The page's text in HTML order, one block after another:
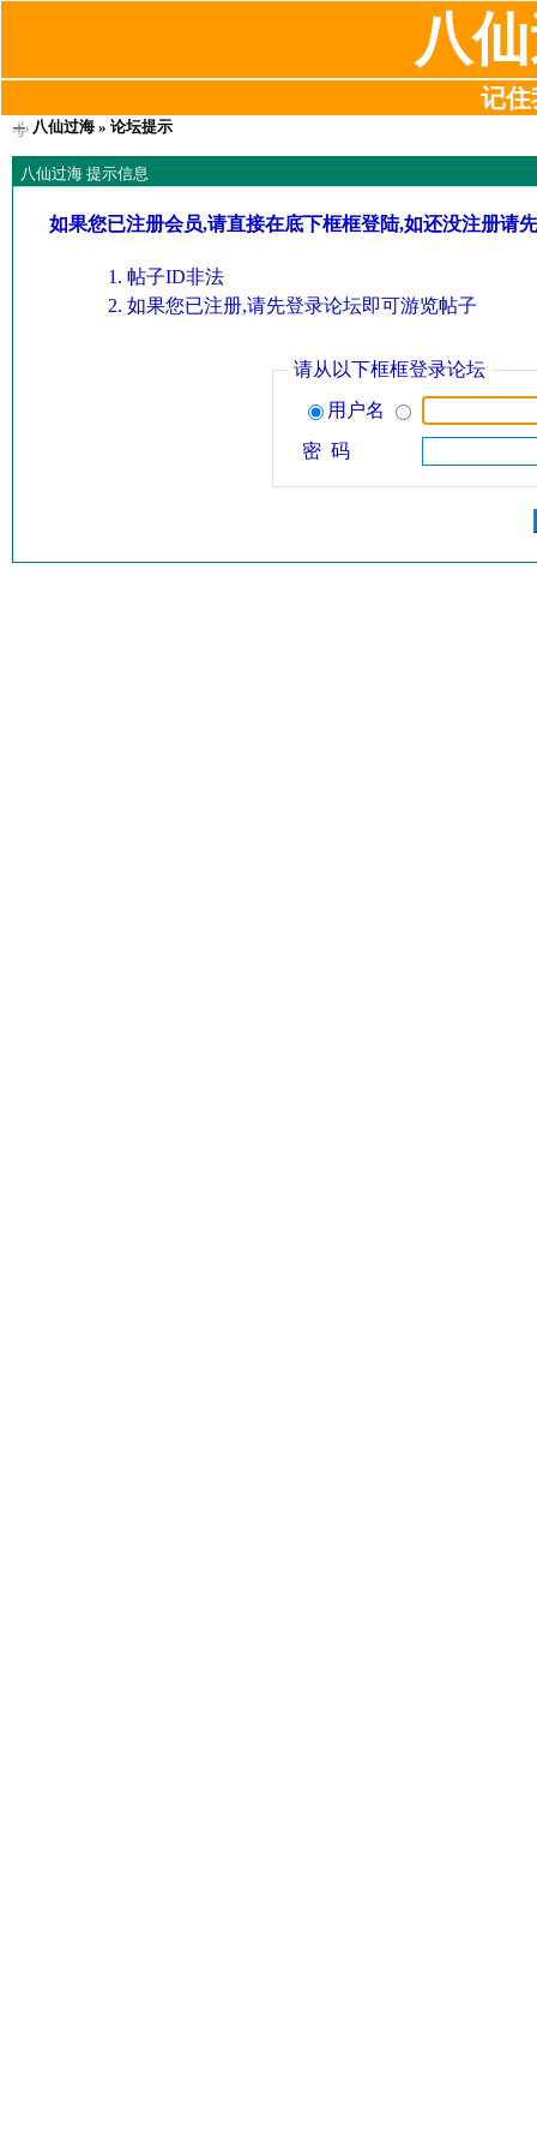
八
记住
八仙过海» 论坛提示
八仙过海 提示信息
如果您已注册会员,请直接在底下框框登陆,如还没注册请
帖子ID非法
如果您已注册,请先登录论坛即可游览帖子
请从以下框框登录论坛
用户名
密 码